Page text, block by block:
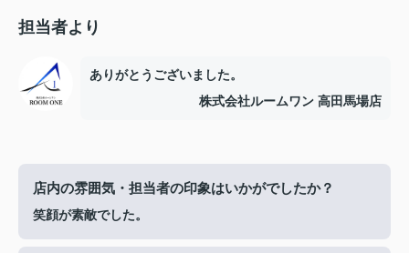
担当者より
ありがとうございました。
株式会社ルームワン 高田馬場店
店内の雰囲気・担当者の印象はいかがでしたか？
笑顔が素敵でした。